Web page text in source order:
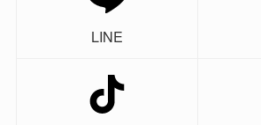
LINE